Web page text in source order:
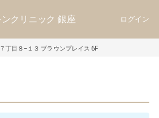
クリニック 銀座 ログイン
丁目８−１３ ブラウンプレイス 6F